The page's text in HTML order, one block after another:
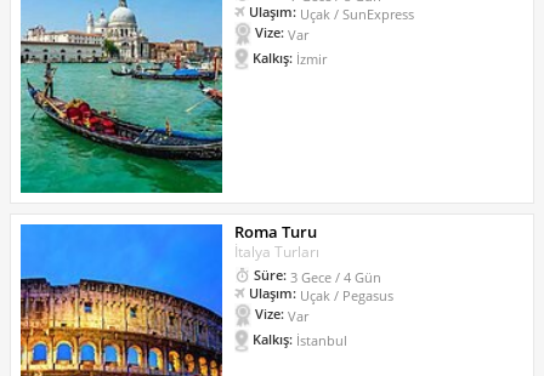
Ulaşım: Uçak / SunExpress
Vize: Var
Kalkış: İzmir
Roma Turu
İtalya Turları
Süre: 3 Gece / 4 Gün
Ulaşım: Uçak / Pegasus
Vize: Var
Kalkış: İstanbul